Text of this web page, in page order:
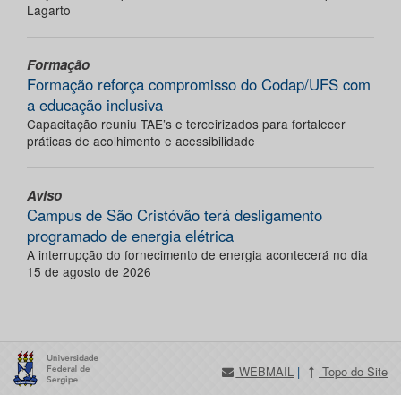
Lagarto
Formação
Formação reforça compromisso do Codap/UFS com
a educação inclusiva
Capacitação reuniu TAE’s e terceirizados para fortalecer
práticas de acolhimento e acessibilidade
Aviso
Campus de São Cristóvão terá desligamento
programado de energia elétrica
A interrupção do fornecimento de energia acontecerá no dia
15 de agosto de 2026
WEBMAIL | Topo do Site